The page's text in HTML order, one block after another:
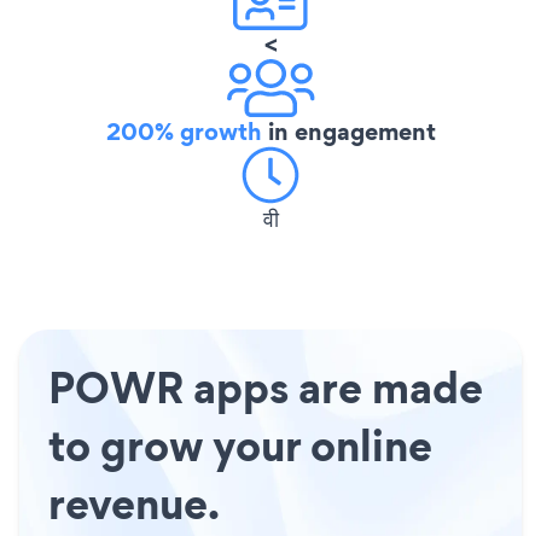
<
200% growth in engagement
वी
POWR apps are made
to grow your online
revenue.